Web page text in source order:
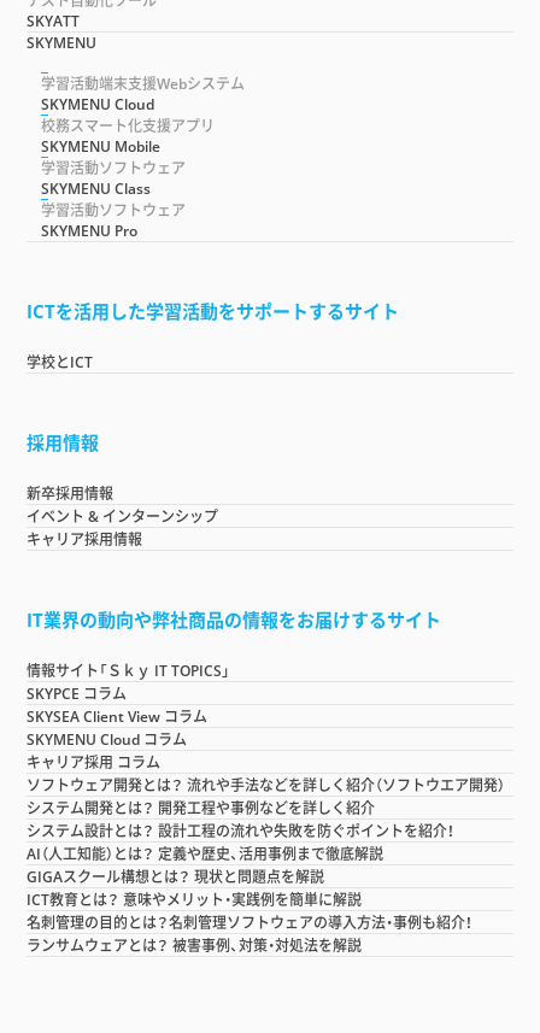
SKYATT
SKYMENU
学習活動端末支援Webシステム
SKYMENU Cloud
校務スマート化支援アプリ
SKYMENU Mobile
学習活動ソフトウェア
SKYMENU Class
学習活動ソフトウェア
SKYMENU Pro
ICTを活用した学習活動をサポートするサイト
学校とICT
採用情報
新卒採用情報
イベント & インターンシップ
キャリア採用情報
IT業界の動向や弊社商品の情報をお届けするサイト
情報サイト「Ｓｋｙ IT TOPICS」
SKYPCE コラム
SKYSEA Client View コラム
SKYMENU Cloud コラム
キャリア採用 コラム
ソフトウェア開発とは？ 流れや手法などを詳しく紹介（ソフトウエア開発）
システム開発とは？ 開発工程や事例などを詳しく紹介
システム設計とは？ 設計工程の流れや失敗を防ぐポイントを紹介！
AI（人工知能）とは？ 定義や歴史、活用事例まで徹底解説
GIGAスクール構想とは？ 現状と問題点を解説
ICT教育とは？ 意味やメリット・実践例を簡単に解説
名刺管理の目的とは？名刺管理ソフトウェアの導入方法・事例も紹介！
ランサムウェアとは？ 被害事例、対策・対処法を解説